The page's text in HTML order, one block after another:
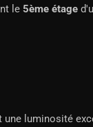
le 5ème étage
luminosité